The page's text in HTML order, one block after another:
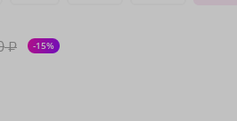
₽ -15%